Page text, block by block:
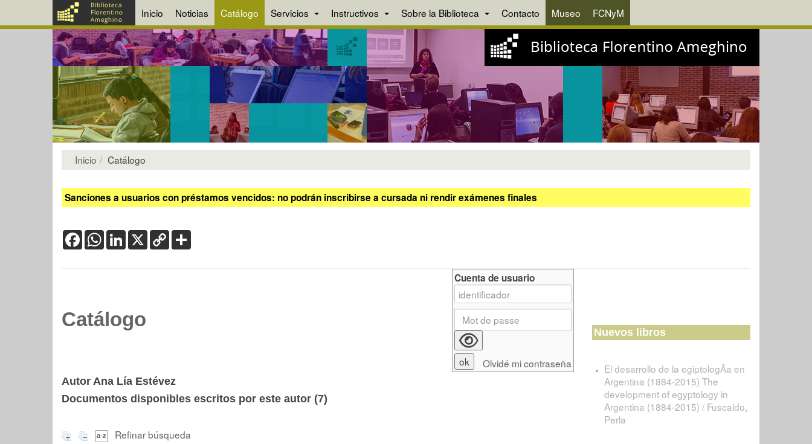
Inicio Noticias Catálogo Servicios Instructivos Sobre la Biblioteca Contacto Museo FCNyM
Inicio Catálogo
Sanciones a usuarios con préstamos vencidos: no podrán inscribirse a cursada ni rendir exámenes finales
FacebookWhatsApp
LinkedIn
X Copy
Link
Catálogo
Autor Ana Lía Estévez
Documentos disponibles escritos por este autor (7)
Refinar búsqueda
Cuenta de usuario
Olvidé mi contraseña
Nuevos libros
El desarrollo de la egiptologÃ­a en
Argentina (1884-2015) The
development of egyptology in
Argentina (1884-2015) / Fuscaldo,
Perla